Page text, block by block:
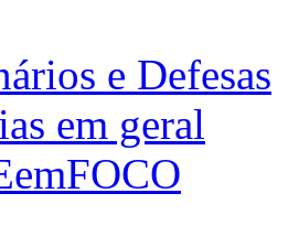
e Defesas
em geral